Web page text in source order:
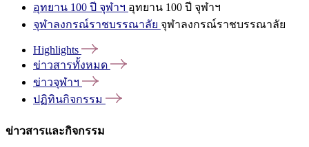
อุทยาน 100 ปี จุฬาฯ อุทยาน 100 ปี จุฬาฯ
จุฬาลงกรณ์ราชบรรณาลัย จุฬาลงกรณ์ราชบรรณาลัย
Highlights
ข่าวสารทั้งหมด
ข่าวจุฬาฯ
ปฏิทินกิจกรรม
ข่าวสารและกิจกรรม